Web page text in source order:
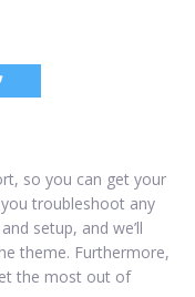
so you can get your
you troubleshoot any
setup, and we’ll
theme. Furthermore,
the most out of